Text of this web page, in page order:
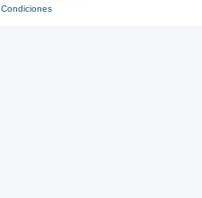
Condiciones